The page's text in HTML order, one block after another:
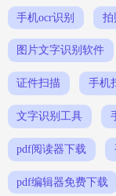
手机ocr识别 拍
图片文字识别软件
证件扫描 手机
文字识别工具
pdf阅读器下载
pdf编辑器免费下载